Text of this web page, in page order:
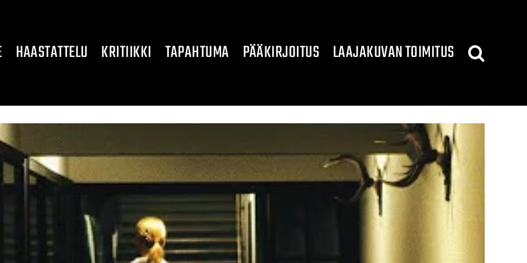
HAASTATTELU KRITIIKKI TAPAHTUMA PÄÄKIRJOITUS LAAJAKUVAN TOIMITUS